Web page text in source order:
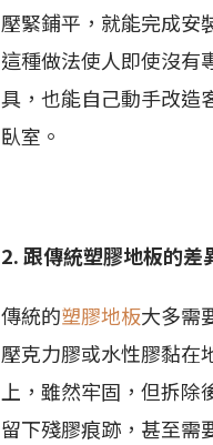
壓緊鋪平，就能完成安
這種做法使人即使沒有
具，也能自己動手改造
臥室。
2. 跟傳統塑膠地板的差
傳統的塑膠地板大多需
壓克力膠或水性膠黏在
上，雖然牢固，但拆除
留下殘膠痕跡，甚至需